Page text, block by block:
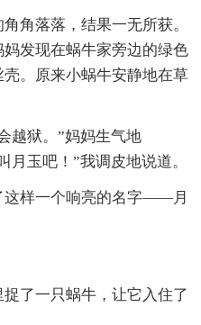
角落落，结果一无所获。
发现在蜗牛家旁边的绿色
。原来小蜗牛安静地在草
越狱。”妈妈生气地
月玉吧！”我调皮地说道。
这样一个响亮的名字——月
了一只蜗牛，让它入住了